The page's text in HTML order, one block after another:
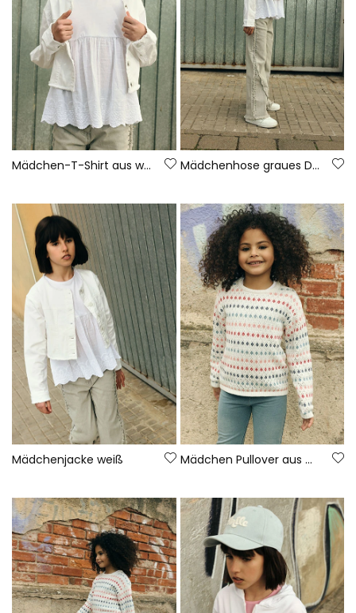
Mädchen-T-Shirt aus weißer Baumwolle Mädchenhose graues Denim
Mädchenjacke weiß Mädchen Pullover aus weißer Baumwolle